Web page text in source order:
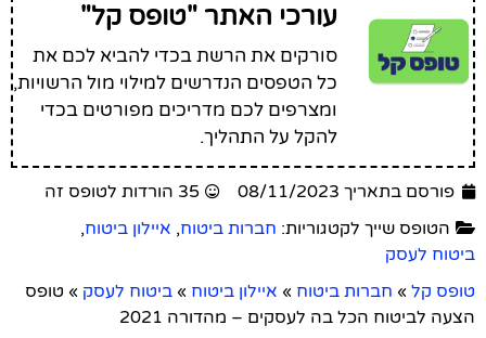
עורכי האתר "טופס קל"
סורקים את הרשת בכדי להביא לכם את
כל הטפסים הנדרשים למילוי מול הרשויות,
ומצרפים לכם מדריכים מפורטים בכדי
להקל על התהליך.
פורסם בתאריך 08/11/2023
35 הורדות לטופס זה
הטופס שייך לקטגוריות: חברות ביטוח, איילון ביטוח,
ביטוח לעסק
טופס קל » חברות ביטוח » איילון ביטוח » ביטוח לעסק » טופס
הצעה לביטוח הכל בה לעסקים – מהדורה 2021